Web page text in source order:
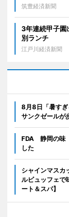
筑豊経済新聞
3年連続甲子
別ランチ
江戸川経済新聞
8月8日「暑すぎ
サンクゼールが
FDA 静岡の味
した
シャインマスカ
ルビュッフェで
ート＆スパ】